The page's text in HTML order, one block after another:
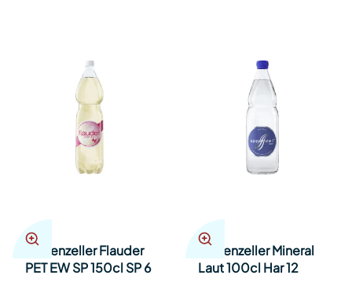
Appenzeller Flauder
PET EW SP 150cl SP 6
Appenzeller Mineral
Laut 100cl Har 12